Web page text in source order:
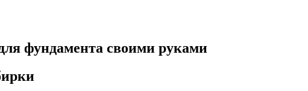
фундамента своими руками